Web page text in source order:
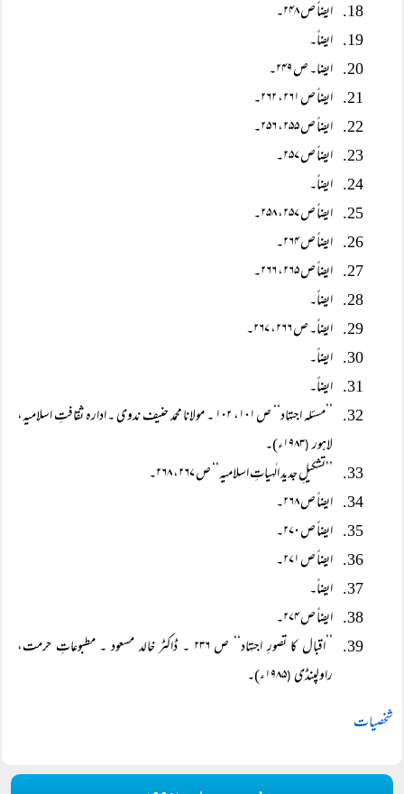
ایضاً ص ۲۴۸۔
ایضاً۔
ایضا۔ ص ۲۴۹۔
ایضاً ص ۲۶۱، ۲۶۲۔
ایضاً ص ۲۵۵، ۲۵۶۔
ایضاً ص ۲۵۷۔
ایضاً۔
ایضاً ص ۲۵۷، ۲۵۸۔
ایضاً ص ۲۶۴۔
ایضاً ص ۲۶۵، ۲۶۶۔
ایضاً۔
ایضاً۔ ص ۲۶۶، ۲۶۷۔
ایضاً۔
ایضاً۔
’’مسئلہ اجتہاد‘‘ ص ۱۰۱، ۱۰۲ ۔ مولانا محمد حنیف ندوی ۔ ادارہ ثقافتِ اسلامیہ،
لاہور(۱۹۸۳ء)۔
’’تشکیلِ جدید الٰہیاتِ اسلامیہ‘‘ ص ۲۶۷، ۲۶۸۔
ایضاً ص ۲۶۸۔
ایضاً ص ۲۷۰۔
ایضاً ص ۲۷۱۔
ایضاً۔
ایضاً ص ۲۷۴۔
’’اقبال کا تصورِ اجتہاد‘‘ ص ۲۳۶ ۔ ڈاکٹر خالد مسعود ۔ مطبوعاتِ حرمت،
راولپنڈی (۱۹۸۵ء)۔
شخصیات